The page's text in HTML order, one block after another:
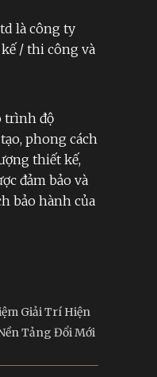
là công ty
/ thi công và
trình độ
phong cách
thiết kế,
đảm bảo và
bảo hành của
Giải Trí Hiện
Tảng Đổi Mới